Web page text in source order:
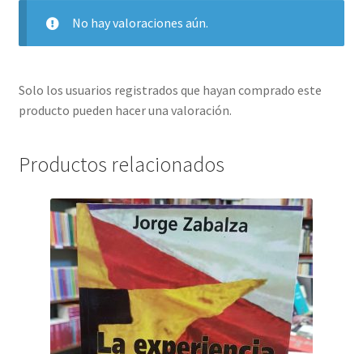
No hay valoraciones aún.
Solo los usuarios registrados que hayan comprado este
producto pueden hacer una valoración.
Productos relacionados